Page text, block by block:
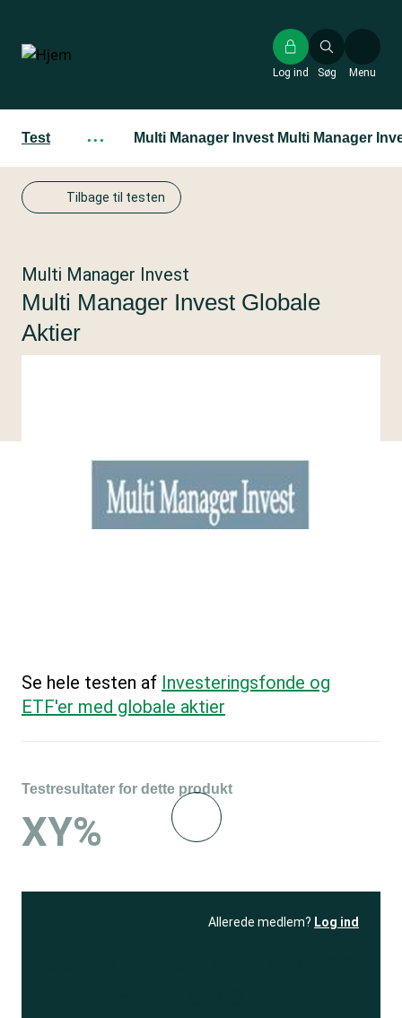
hovedindhold
Søg
Log ind Menu
Test ··· Multi Manager Invest Multi Manager
Tilbage til testen
Multi Manager Invest
Multi Manager Invest Globale
Aktier
Se hele testen af Investeringsfonde og
ETF'er med globale aktier
Testresultater for dette produkt
XY%
Allerede medlem? Log ind